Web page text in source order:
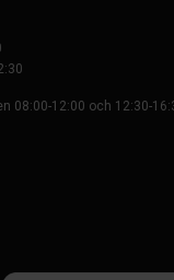
08:00-12:00 och 12:30-